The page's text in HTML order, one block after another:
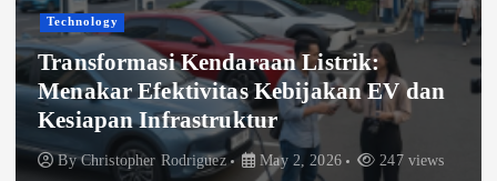
Technology
Transformasi Kendaraan Listrik:
Menakar Efektivitas Kebijakan EV dan
Kesiapan Infrastruktur
ByChristopher Rodriguez May 2, 2026 247 views